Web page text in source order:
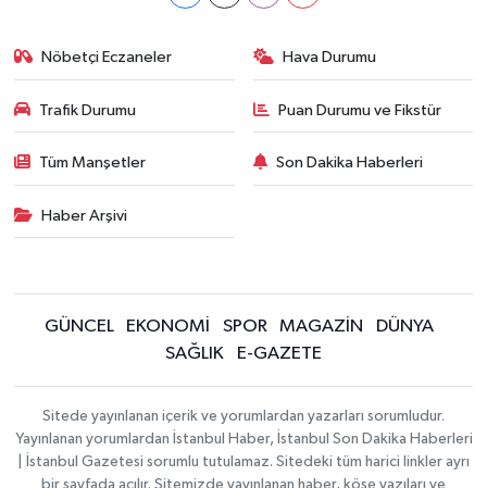
Nöbetçi Eczaneler Hava Durumu
Trafik Durumu Puan Durumu ve Fikstür
Tüm Manşetler Son Dakika Haberleri
Haber Arşivi
GÜNCEL EKONOMİ SPOR MAGAZİN
DÜNYA
SAĞLIK
E-GAZETE
Sitede yayınlanan içerik ve yorumlardan yazarları sorumludur.
Yayınlanan yorumlardan İstanbul Haber, İstanbul Son Dakika Haberleri
| İstanbul Gazetesi sorumlu tutulamaz. Sitedeki tüm harici linkler ayrı
bir sayfada açılır. Sitemizde yayınlanan haber, köşe yazıları ve